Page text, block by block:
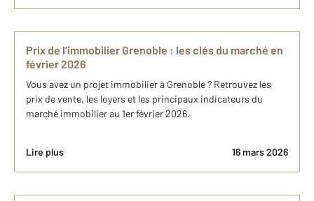
Prix de l’immobilier Grenoble : les clés du marché en
février 2026
Vous avez un projet immobilier à Grenoble ? Retrouvez les
prix de vente, les loyers et les principaux indicateurs du
marché immobilier au 1er février 2026.
Lire plus 16 mars 2026